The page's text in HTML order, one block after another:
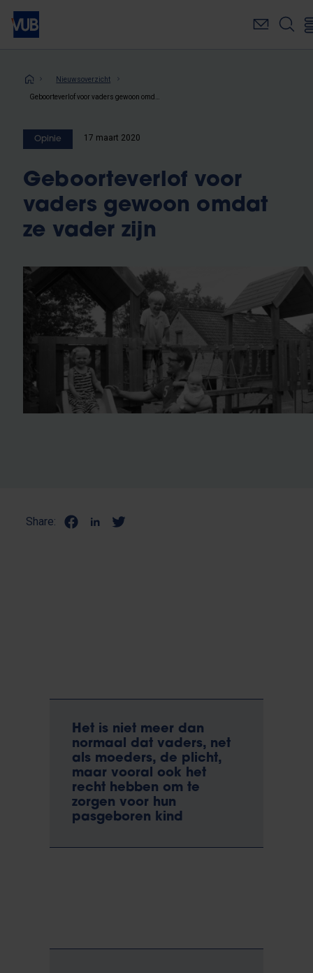
Overslaan
naar
inhoudKruimelpad
Nieuwsoverzicht
Opinie 17 maart 2020
Geboorteverlof voor
vaders gewoon omdat
ze vader zijn
Share:
Het is niet meer dan
normaal dat vaders, net
als moeders, de plicht,
maar vooral ook het
recht hebben om te
zorgen voor hun
pasgeboren kind